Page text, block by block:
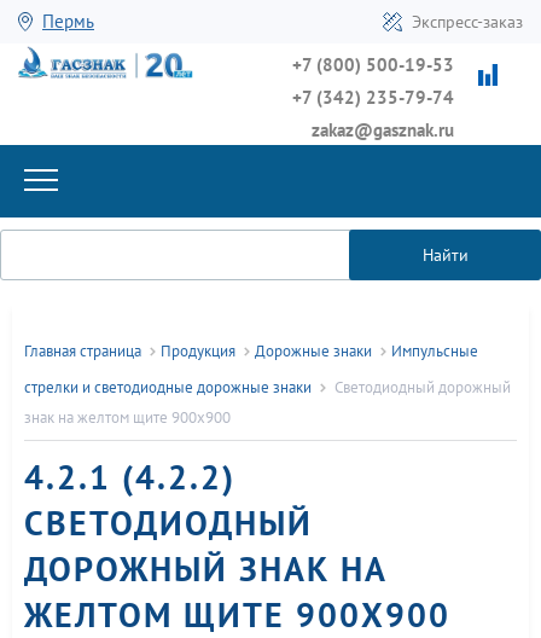
Пермь Экспресс-заказ
+7 (800) 500-19-53
+7 (342) 235-79-74
zakaz@gasznak.ru
Найти
Главная страница Продукция Дорожные знаки
Импульсные
стрелки и светодиодные дорожные знаки
Светодиодный дорожный
знак на желтом щите 900x900
4.2.1 (4.2.2)
СВЕТОДИОДНЫЙ
ДОРОЖНЫЙ ЗНАК НА
ЖЕЛТОМ ЩИТЕ 900X900